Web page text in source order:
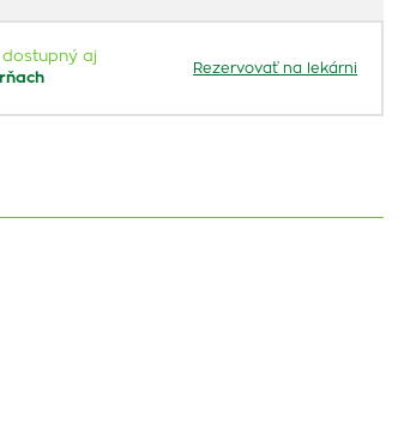
dostupný aj
Rezervovať na lekárni